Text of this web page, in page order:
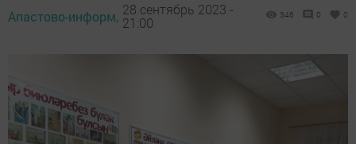
Апастово-информ, 28 сентябрь 2023 -
21:00
346 0 0